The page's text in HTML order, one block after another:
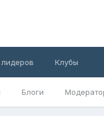
Блоги
Клубы